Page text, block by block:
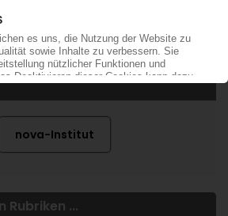
nova-Institut
Rubriken ...